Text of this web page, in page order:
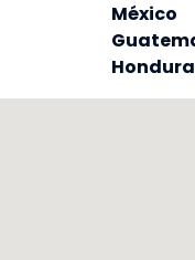
México